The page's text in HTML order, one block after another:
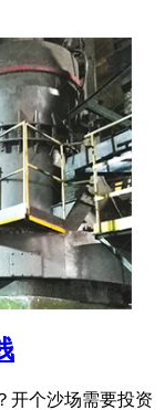
开个沙场需要投资